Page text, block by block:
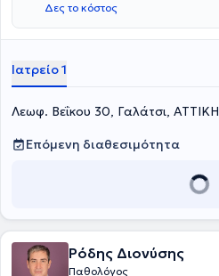
Δες το κόστος
Ιατρείο 1
Λεωφ. Βεΐκου 30, Γαλάτσι, ΑΤΤΙΚΗ
Επόμενη διαθεσιμότητα
Ρόδης Διονύσης
Παθολόγος